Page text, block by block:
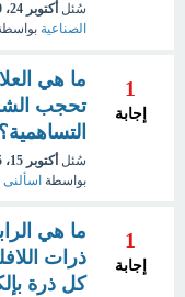
سُئل أكتوبر 24، 2019
الصناعية
1
إجابة
ما هي
تحجب
التساهمية؟
سُئل أكتوبر 15، 2025
بواسطة اسألنى
1
إجابة
ما هي
ذرات
كل ذرة